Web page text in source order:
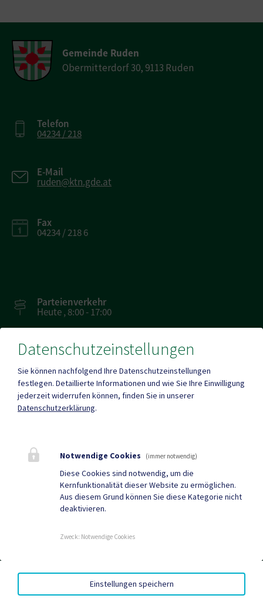
Gemeinde Ruden
Obermitterdorf 30, 9113 Ruden
Telefon
04234 / 218
E-Mail
ruden@ktn.gde.at
Fax
04234 / 218 6
Parteienverkehr
Heute , 8:00 - 17:00
Amtsstunden
Mehr
Quicklinks
Geko digital Gemeinde-
Sport & Freizeit
Gemeindenachrichten
Termine
WARTUNGSSEITE BARRIEREFREIHEIT
SITEMAP|IMPRESSUM
Datenschutzeinstellungen
Sie können nachfolgend Ihre Datenschutzeinstellungen
festlegen. Detaillierte Informationen und wie Sie Ihre Einwilligung
jederzeit widerrufen können, finden Sie in unserer
Datenschutzerklärung.
Notwendige Cookies (immer notwendig)
Diese Cookies sind notwendig, um die
Kernfunktionalität dieser Website zu ermöglichen.
Aus diesem Grund können Sie diese Kategorie nicht
deaktivieren.
Zweck: Notwendige Cookies
Einstellungen speichern